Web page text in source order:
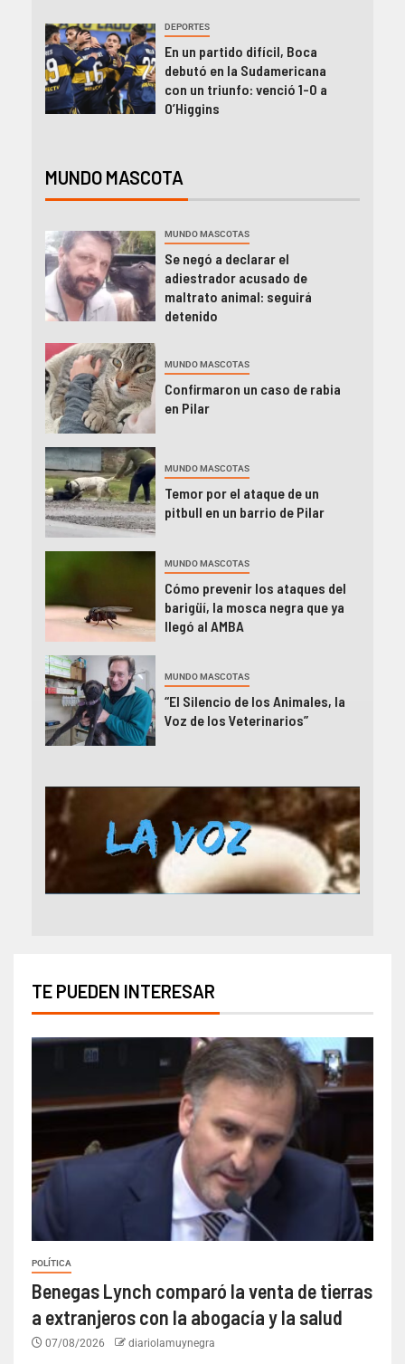
DEPORTES
En un partido difícil, Boca
debutó en la Sudamericana
con un triunfo: venció 1-0 a
O’Higgins
MUNDO MASCOTA
MUNDO MASCOTAS
Se negó a declarar el
adiestrador acusado de
maltrato animal: seguirá
detenido
MUNDO MASCOTAS
Confirmaron un caso de rabia
en Pilar
MUNDO MASCOTAS
Temor por el ataque de un
pitbull en un barrio de Pilar
MUNDO MASCOTAS
Cómo prevenir los ataques del
barigüí, la mosca negra que ya
llegó al AMBA
MUNDO MASCOTAS
“El Silencio de los Animales, la
Voz de los Veterinarios”
TE PUEDEN INTERESAR
POLÍTICA
Benegas Lynch comparó la venta de tierras
a extranjeros con la abogacía y la salud
07/08/2026 diariolamuynegra